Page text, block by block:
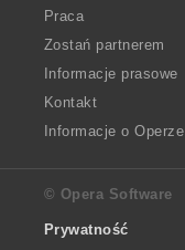
Praca
Zostań partnerem
Informacje prasowe
Kontakt
Informacje o Operze
© Opera Software
Prywatność